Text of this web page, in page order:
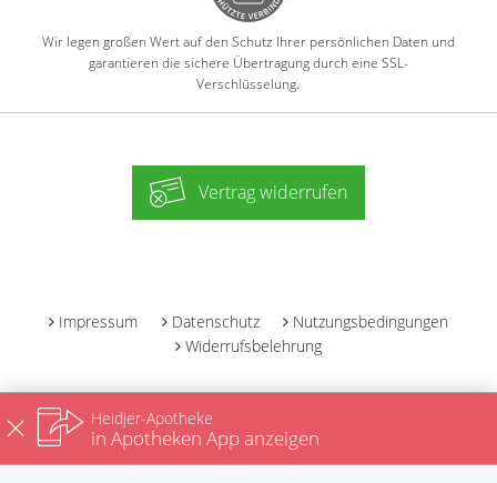
Wir legen großen Wert auf den Schutz Ihrer persönlichen Daten und
garantieren die sichere Übertragung durch eine SSL-
Verschlüsselung.
Vertrag widerrufen
Impressum Datenschutz
Nutzungsbedingungen
Widerrufsbelehrung
Heidjer-Apotheke
in Apotheken App anzeigen